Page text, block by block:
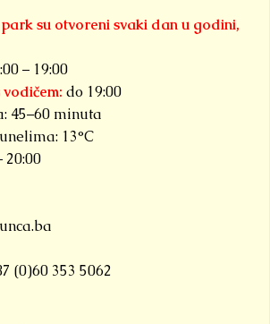
su otvoreni svaki dan u godini,
– 19:00
do 19:00
45–60 minuta
13°C
20:00
(0)60 353 5062